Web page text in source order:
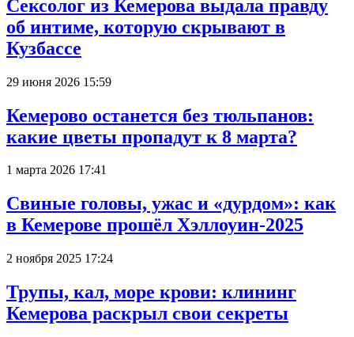
Сексолог из Кемерова выдала правду
об интиме, которую скрывают в
Кузбассе
29 июня 2026 15:59
Кемерово останется без тюльпанов:
какие цветы пропадут к 8 марта?
1 марта 2026 17:41
Свиные головы, ужас и «дурдом»: как
в Кемерове прошёл Хэллоуин-2025
2 ноября 2025 17:24
Трупы, кал, море крови: клининг
Кемерова раскрыл свои секреты